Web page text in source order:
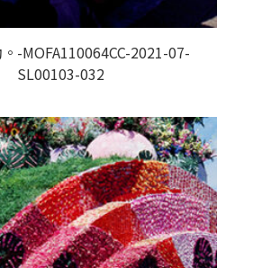
-MOFA110064CC-2021-07-
SL00103-032